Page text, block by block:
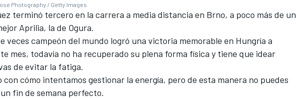
Photography / Getty Images
terminó tercero en la carrera a media distancia en Brno, a poco más de un
Aprilia, la de Ogura.
veces campeón del mundo logró una victoria memorable en Hungría a
mes, todavía no ha recuperado su plena forma física y tiene que idear
de evitar la fatiga.
cómo intentamos gestionar la energía, pero de esta manera no puedes
fin de semana perfecto.